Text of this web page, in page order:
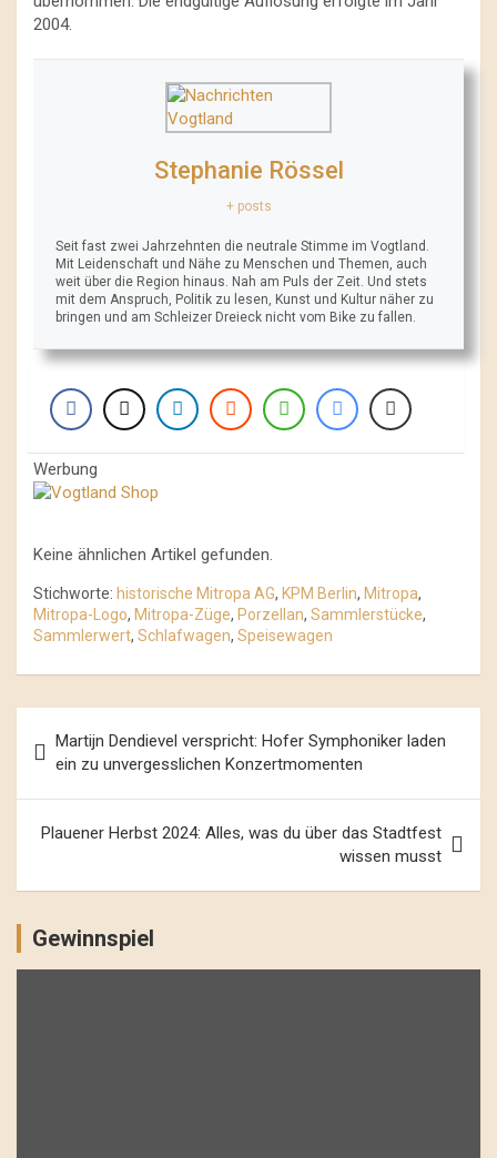
2004.
Stephanie Rössel
+ posts
Seit fast zwei Jahrzehnten die neutrale Stimme im Vogtland.
Mit Leidenschaft und Nähe zu Menschen und Themen, auch
weit über die Region hinaus. Nah am Puls der Zeit. Und stets
mit dem Anspruch, Politik zu lesen, Kunst und Kultur näher zu
bringen und am Schleizer Dreieck nicht vom Bike zu fallen.
Werbung
Keine ähnlichen Artikel gefunden.
Stichworte: historische Mitropa AG, KPM Berlin, Mitropa,
Mitropa-Logo, Mitropa-Züge, Porzellan, Sammlerstücke,
Sammlerwert, Schlafwagen, Speisewagen
Navigation
Martijn Dendievel verspricht: Hofer Symphoniker laden
ein zu unvergesslichen Konzertmomenten
Plauener Herbst 2024: Alles, was du über das Stadtfest
wissen musst
Gewinnspiel